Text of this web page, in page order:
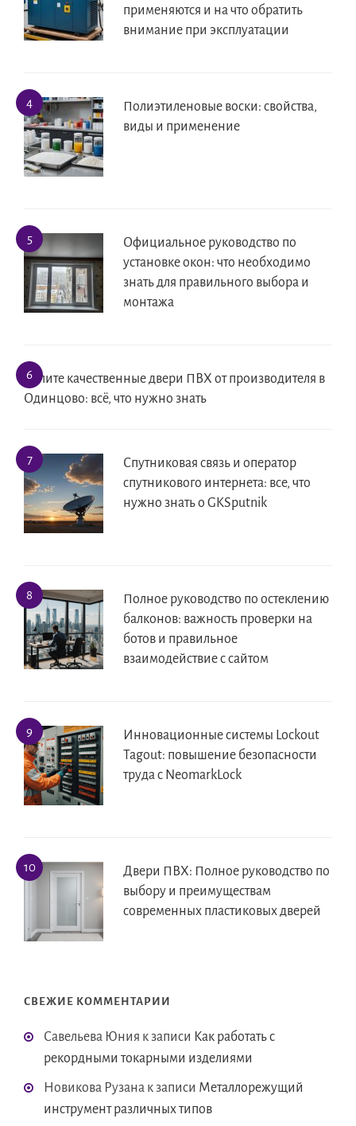
применяются и на что обратить
внимание при эксплуатации
Полиэтиленовые воски: свойства,
виды и применение
Официальное руководство по
установке окон: что необходимо
знать для правильного выбора и
монтажа
Купите качественные двери ПВХ от производителя в
Одинцово: всё, что нужно знать
Спутниковая связь и оператор
спутникового интернета: все, что
нужно знать о GKSputnik
Полное руководство по остеклению
балконов: важность проверки на
ботов и правильное
взаимодействие с сайтом
Инновационные системы Lockout
Tagout: повышение безопасности
труда с NeomarkLock
Двери ПВХ: Полное руководство по
выбору и преимуществам
современных пластиковых дверей
СВЕЖИЕ КОММЕНТАРИИ
Савельева Юния к записи Как работать с
рекордными токарными изделиями
Новикова Рузана к записи Металлорежущий
инструмент различных типов